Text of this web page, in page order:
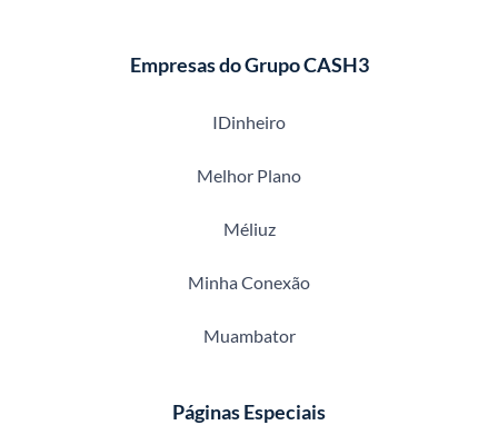
Empresas do Grupo CASH3
IDinheiro
Melhor Plano
Méliuz
Minha Conexão
Muambator
Páginas Especiais